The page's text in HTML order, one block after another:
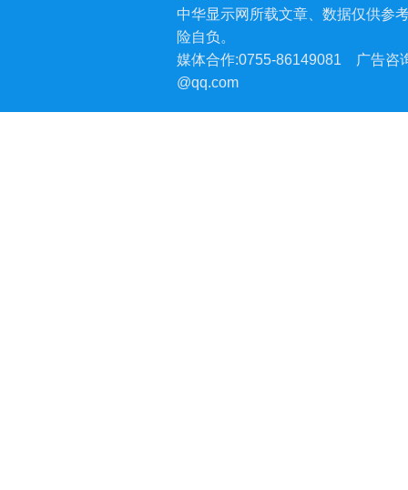
中华显示网所载文章、数据仅供参
险自负。
媒体合作:0755-86149081
广告咨
@qq.com